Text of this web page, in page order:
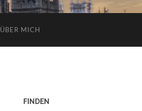
ÜBER MICH
FINDEN